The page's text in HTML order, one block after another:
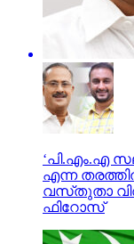
‘പി.എം.എ
എന്ന
വസ്‌തുതാ
ഫിറോസ്‌